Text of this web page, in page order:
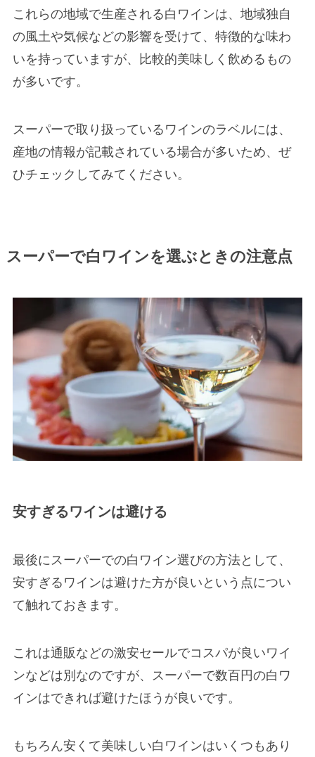
これらの地域で生産される白ワインは、地域独自
の風土や気候などの影響を受けて、特徴的な味わ
いを持っていますが、比較的美味しく飲めるもの
が多いです。
スーパーで取り扱っているワインのラベルには、
産地の情報が記載されている場合が多いため、ぜ
ひチェックしてみてください。
スーパーで白ワインを選ぶときの注意点
安すぎるワインは避ける
最後にスーパーでの白ワイン選びの方法として、
安すぎるワインは避けた方が良いという点につい
て触れておきます。
これは通販などの激安セールでコスパが良いワイ
ンなどは別なのですが、スーパーで数百円の白ワ
インはできれば避けたほうが良いです。
もちろん安くて美味しい白ワインはいくつもあり